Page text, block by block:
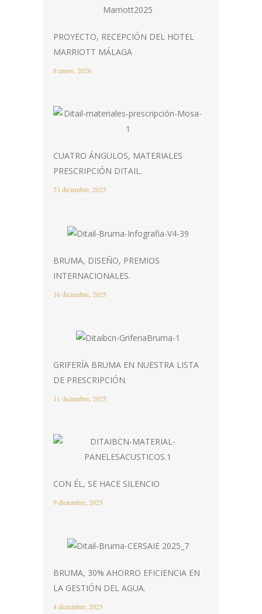
PROYECTO, RECEPCIÓN DEL HOTEL
MARRIOTT MÁLAGA
8 enero, 2026
CUATRO ÁNGULOS, MATERIALES
PRESCRIPCIÓN DITAIL.
23 diciembre, 2025
BRUMA, DISEÑO, PREMIOS
INTERNACIONALES.
16 diciembre, 2025
GRIFERÍA BRUMA EN NUESTRA LISTA
DE PRESCRIPCIÓN.
11 diciembre, 2025
CON ÉL, SE HACE SILENCIO
9 diciembre, 2025
BRUMA, 30% AHORRO EFICIENCIA EN
LA GESTIÓN DEL AGUA.
4 diciembre, 2025